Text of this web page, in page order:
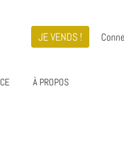
JE VENDS !
À PROPOS